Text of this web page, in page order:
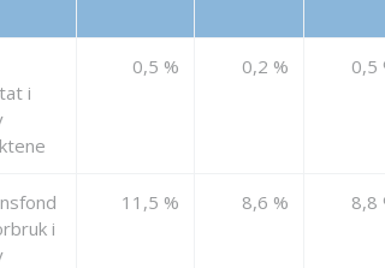
i
0,5 % 0,2 % 0,5
i
11,5 % 8,6 % 8,8